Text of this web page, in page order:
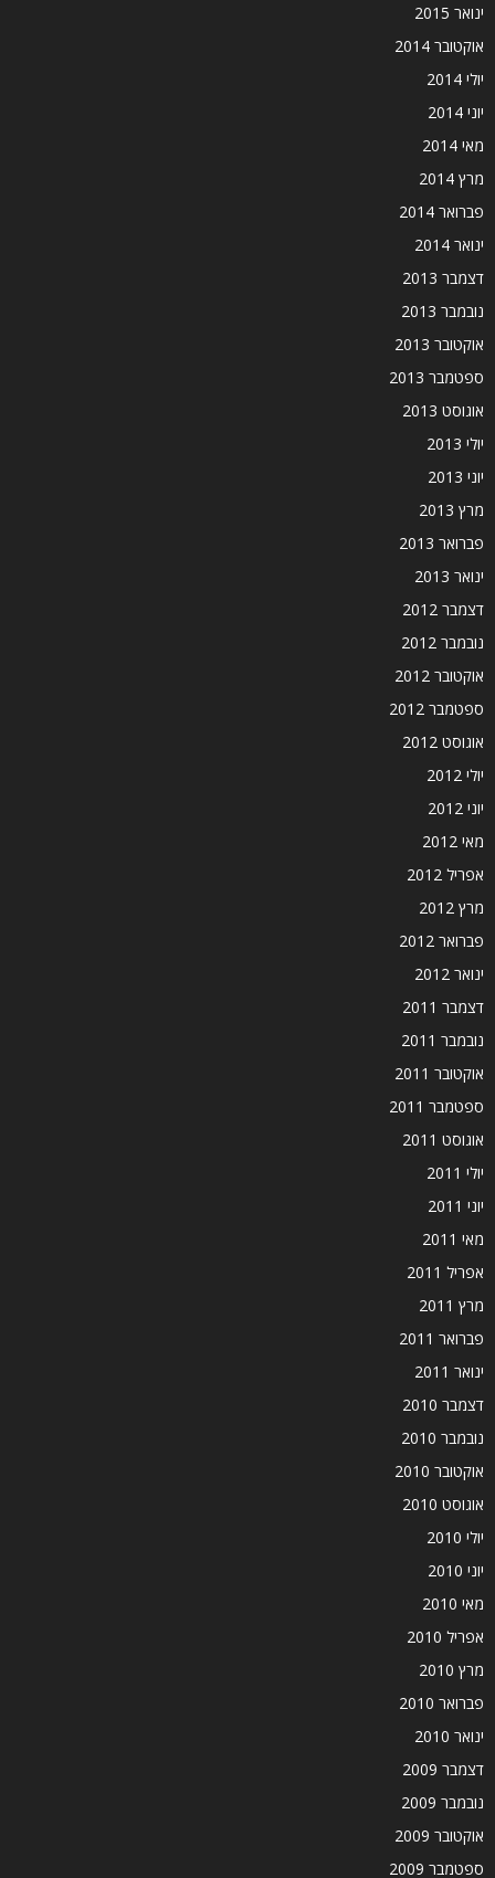
ינואר 2015
אוקטובר 2014
יולי 2014
יוני 2014
מאי 2014
מרץ 2014
פברואר 2014
ינואר 2014
דצמבר 2013
נובמבר 2013
אוקטובר 2013
ספטמבר 2013
אוגוסט 2013
יולי 2013
יוני 2013
מרץ 2013
פברואר 2013
ינואר 2013
דצמבר 2012
נובמבר 2012
אוקטובר 2012
ספטמבר 2012
אוגוסט 2012
יולי 2012
יוני 2012
מאי 2012
אפריל 2012
מרץ 2012
פברואר 2012
ינואר 2012
דצמבר 2011
נובמבר 2011
אוקטובר 2011
ספטמבר 2011
אוגוסט 2011
יולי 2011
יוני 2011
מאי 2011
אפריל 2011
מרץ 2011
פברואר 2011
ינואר 2011
דצמבר 2010
נובמבר 2010
אוקטובר 2010
אוגוסט 2010
יולי 2010
יוני 2010
מאי 2010
אפריל 2010
מרץ 2010
פברואר 2010
ינואר 2010
דצמבר 2009
נובמבר 2009
אוקטובר 2009
ספטמבר 2009